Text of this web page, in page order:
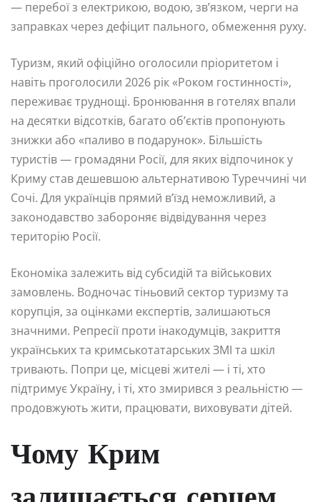
— перебої з електрикою, водою, зв’язком, черги на
заправках через дефіцит пального, обмеження руху.
Туризм, який офіційно оголосили пріоритетом і
навіть проголосили 2026 рік «Роком гостинності»,
переживає труднощі. Бронювання в готелях впали
на десятки відсотків, багато об’єктів пропонують
знижки або «паливо в подарунок». Більшість
туристів — громадяни Росії, для яких відпочинок у
Криму став дешевшою альтернативою Туреччині чи
Сочі. Для українців прямий в’їзд неможливий, а
законодавство забороняє відвідування через
територію Росії.
Економіка залежить від субсидій та військових
замовлень. Водночас тіньовий сектор туризму та
корупція, за оцінками експертів, залишаються
значними. Репресії проти інакодумців, закриття
українських та кримськотатарських ЗМІ та шкіл
тривають. Попри це, місцеві жителі — і ті, хто
підтримує Україну, і ті, хто змирився з реальністю —
продовжують жити, працювати, виховувати дітей.
Чому Крим